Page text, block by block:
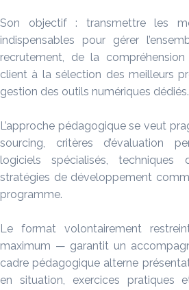
Son objectif : transmettre les
indispensables pour gérer
recrutement, de la
client à la sélection des meilleurs
gestion des outils numériques dédiés.
L’approche pédagogique se veut
sourcing, critères d’évaluation
logiciels spécialisés, techniques
stratégies de développement
programme.
Le format volontairement
maximum — garantit un
cadre pédagogique alterne
en situation, exercices pratiques